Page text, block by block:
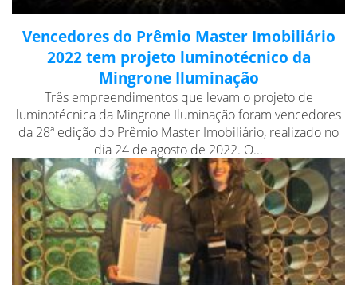
Vencedores do Prêmio Master Imobiliário
2022 tem projeto luminotécnico da
Mingrone Iluminação
Três empreendimentos que levam o projeto de
luminotécnica da Mingrone Iluminação foram vencedores
da 28ª edição do Prêmio Master Imobiliário, realizado no
dia 24 de agosto de 2022. O...